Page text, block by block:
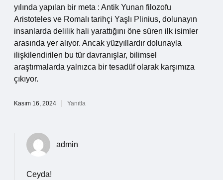
yılında yapılan bir meta : Antik Yunan filozofu
Aristoteles ve Romalı tarihçi Yaşlı Plinius, dolunayın
insanlarda delilik hali yarattığını öne süren ilk isimler
arasında yer alıyor. Ancak yüzyıllardır dolunayla
ilişkilendirilen bu tür davranışlar, bilimsel
araştırmalarda yalnızca bir tesadüf olarak karşımıza
çıkıyor.
Kasım 16, 2024 Yanıtla
admin
Ceyda!